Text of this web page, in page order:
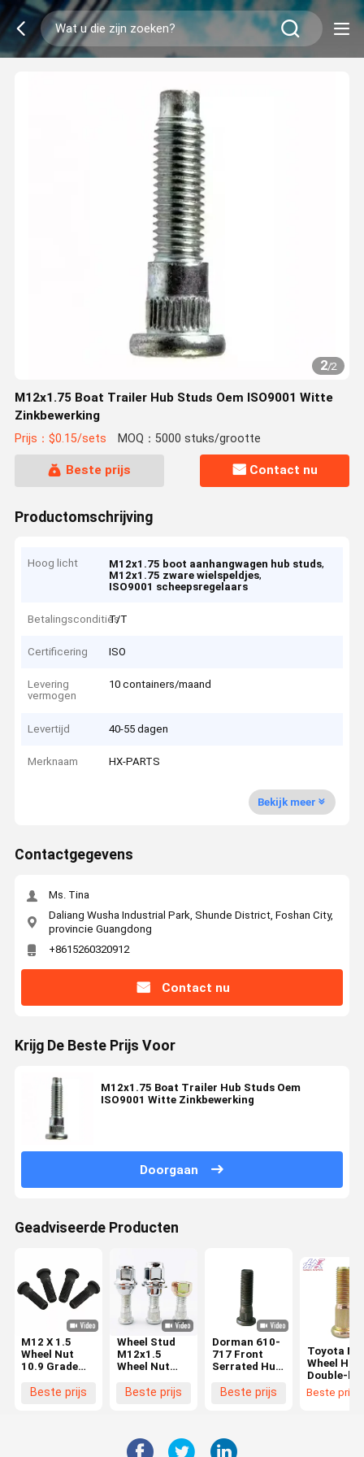
2/2
M12x1.75 Boat Trailer Hub Studs Oem ISO9001 Witte
Zinkbewerking
Prijs：$0.15/sets MOQ：5000 stuks/grootte
Beste prijs Contact nu
Productomschrijving
Hoog licht M12x1.75 boot aanhangwagen hub studs,
M12x1.75 zware wielspeldjes,
ISO9001 scheepsregelaars
Betalingscondities
T/T
Certificering ISO
Levering
vermogen
10 containers/maand
Levertijd 40-55 dagen
Merknaam HX-PARTS
Bekijk meer
Contactgegevens
Ms. Tina
Daliang Wusha Industrial Park, Shunde District, Foshan City,
provincie Guangdong
+8615260320912
Contact nu
Krijg De Beste Prijs Voor
M12x1.75 Boat Trailer Hub Studs Oem
ISO9001 Witte Zinkbewerking
Doorgaan
Geadviseerde Producten
M12 X 1.5
Wheel Nut
10.9 Grade
Hoofdgrootte
Beste prijs
Wheel Stud
M12x1.5
Wheel Nut
Grade
Toyota,
Hyundai,
Beste prijs
Dorman 610-
717 Front
Serrated Hub
M14X1.50
Ford
Beste prijs
Toyota
Wheel Hub
Double-
Bolt 1/2' X
1/4' UNF
Beste prijs